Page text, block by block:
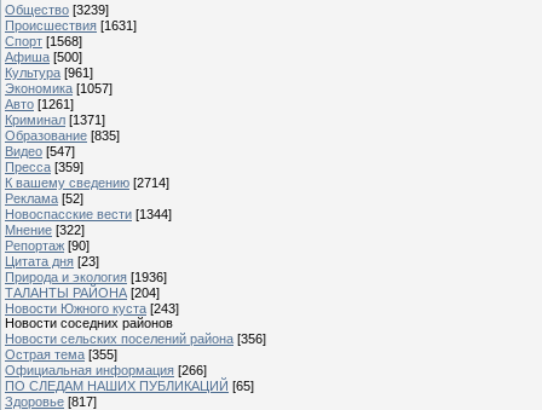
Общество [3239]
Происшествия [1631]
Спорт [1568]
Афиша [500]
Культура [961]
Экономика [1057]
Авто [1261]
Криминал [1371]
Образование [835]
Видео [547]
Пресса [359]
К вашему сведению [2714]
Реклама [52]
Новоспасские вести [1344]
Мнение [322]
Репортаж [90]
Цитата дня [23]
Природа и экология [1936]
ТАЛАНТЫ РАЙОНА [204]
Новости Южного куста [243]
Новости соседних районов
Новости сельских поселений района [356]
Острая тема [355]
Официальная информация [266]
ПО СЛЕДАМ НАШИХ ПУБЛИКАЦИЙ [65]
Здоровье [817]